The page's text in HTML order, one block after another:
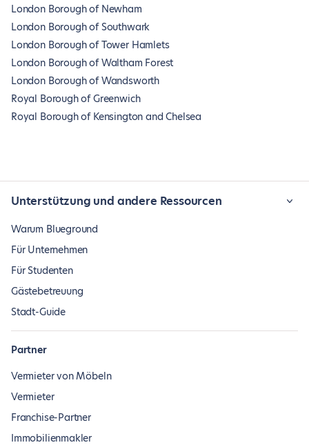
London Borough of Newham
London Borough of Southwark
London Borough of Tower Hamlets
London Borough of Waltham Forest
London Borough of Wandsworth
Royal Borough of Greenwich
Royal Borough of Kensington and Chelsea
Unterstützung und andere Ressourcen
Warum Blueground
Für Unternehmen
Für Studenten
Gästebetreuung
Stadt-Guide
Partner
Vermieter von Möbeln
Vermieter
Franchise-Partner
Immobilienmakler